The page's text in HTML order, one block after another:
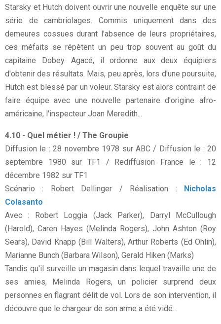
Starsky et Hutch doivent ouvrir une nouvelle enquête sur une
série de cambriolages. Commis uniquement dans des
demeures cossues durant l'absence de leurs propriétaires,
ces méfaits se répètent un peu trop souvent au goût du
capitaine Dobey. Agacé, il ordonne aux deux équipiers
d'obtenir des résultats. Mais, peu après, lors d'une poursuite,
Hutch est blessé par un voleur. Starsky est alors contraint de
faire équipe avec une nouvelle partenaire d'origine afro-
américaine, l'inspecteur Joan Meredith...
4.10 - Quel métier ! / The Groupie
Diffusion le : 28 novembre 1978 sur ABC / Diffusion le : 20
septembre 1980 sur TF1 / Rediffusion France le : 12
décembre 1982 sur TF1
Scénario : Robert Dellinger / Réalisation : Nicholas
Colasanto
Avec : Robert Loggia (Jack Parker), Darryl McCullough
(Harold), Caren Hayes (Melinda Rogers), John Ashton (Roy
Sears), David Knapp (Bill Walters), Arthur Roberts (Ed Ohlin),
Marianne Bunch (Barbara Wilson), Gerald Hiken (Marks)
Tandis qu'il surveille un magasin dans lequel travaille une de
ses amies, Melinda Rogers, un policier surprend deux
personnes en flagrant délit de vol. Lors de son intervention, il
découvre que le chargeur de son arme a été vidé...